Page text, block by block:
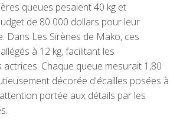
queues pesaient 40 kg et
de 80 000 dollars pour leur
Dans Les Sirènes de Mako, ces
à 12 kg, facilitant les
Chaque queue mesurait 1,80
décorée d'écailles posées à
portée aux détails par les